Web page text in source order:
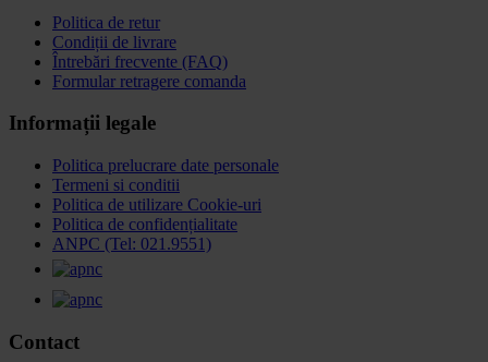
Politica de retur
Condiții de livrare
Întrebări frecvente (FAQ)
Formular retragere comanda
Informații legale
Politica prelucrare date personale
Termeni si conditii
Politica de utilizare Cookie-uri
Politica de confidențialitate
ANPC (Tel: 021.9551)
Contact